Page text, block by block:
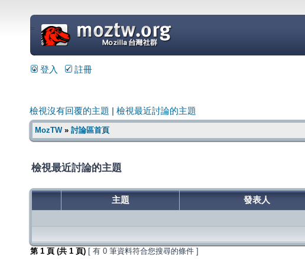
=
登入 註冊
檢視沒有回覆的主題 檢視最近討論的主題
MozTW» 討論區首頁
檢視最近討論的主題
主題 發表人
第 1 頁 (共 1 頁) [ 有 0 筆資料符合您搜尋的條件 ]